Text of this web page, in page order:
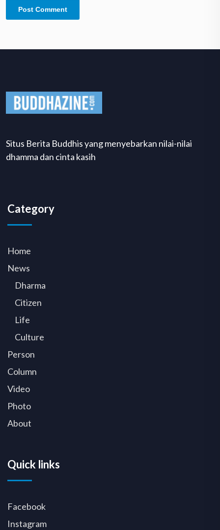
Situs Berita Buddhis yang menyebarkan nilai-nilai
dhamma dan cinta kasih
Category
Home
News
Dharma
Citizen
Life
Culture
Person
Column
Video
Photo
About
Quick links
Facebook
Instagram